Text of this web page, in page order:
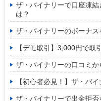
ザ・バイナリーで口座凍
は？
ザ・バイナリーのボーナス
【デモ取引】3,000円で取
ザ・バイナリーの口コミ
【初心者必見！】ザ・バ
ザ・バイナリーで出金拒